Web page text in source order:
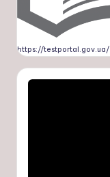
https://testportal.gov.ua/